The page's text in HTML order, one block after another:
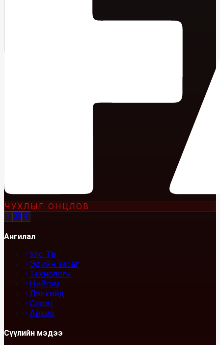
ЧУХЛЫГ ОНЦЛОВ
Ангилал
Улс Төр
Эдийн засаг
Технологи
Нийгэм
Дэлхийд
Спорт
Архив
Сүүлийн мэдээ